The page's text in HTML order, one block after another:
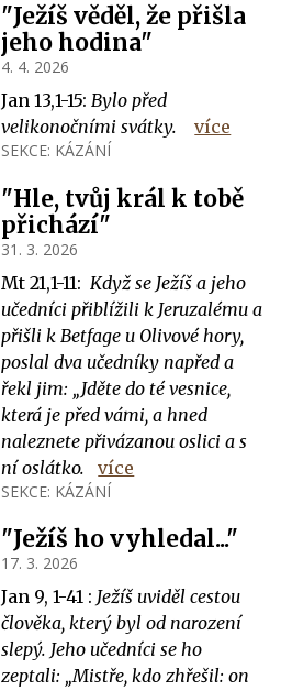
"Ježíš věděl, že přišla
jeho hodina"
4. 4. 2026
Jan 13,1-15: Bylo před
velikonočními svátky.
více
SEKCE: KÁZÁNÍ
"Hle, tvůj král k tobě
přichází"
31. 3. 2026
Mt 21,1-11: Když se Ježíš a jeho
učedníci přiblížili k Jeruzalému a
přišli k Betfage u Olivové hory,
poslal dva učedníky napřed a
řekl jim: „Jděte do té vesnice,
která je před vámi, a hned
naleznete přivázanou oslici a s
ní oslátko.
více
SEKCE: KÁZÁNÍ
"Ježíš ho vyhledal..."
17. 3. 2026
Jan 9, 1-41 : Ježíš uviděl cestou
člověka, který byl od narození
slepý. Jeho učedníci se ho
zeptali: „Mistře, kdo zhřešil: on